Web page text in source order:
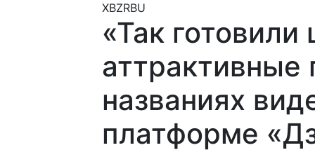
XBZRBU
«Так
названиях
платформе